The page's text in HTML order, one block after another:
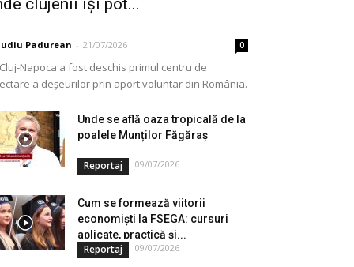
clujenii își pot...
Padurean - 21/07/2026 0
Napoca a fost deschis primul centru de
a deșeurilor prin aport voluntar din România.
Unde se află oaza tropicală de la
poalele Munților Făgăraș
Reportaj 09/07/2026
Cum se formează viitorii
economiști la FSEGA: cursuri
aplicate, practică și...
Reportaj 09/07/2026